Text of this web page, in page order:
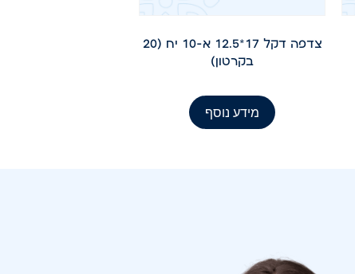
צדפה דקל 17*12.5 א-10 יח (20
בקרטון)
מידע נוסף